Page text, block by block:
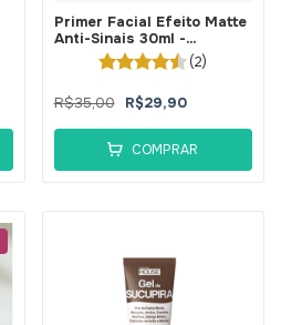
Primer Facial Efeito Matte
Anti-Sinais 30ml -
BellaPhytus
(2)
R$35,00 R$29,90
COMPRAR